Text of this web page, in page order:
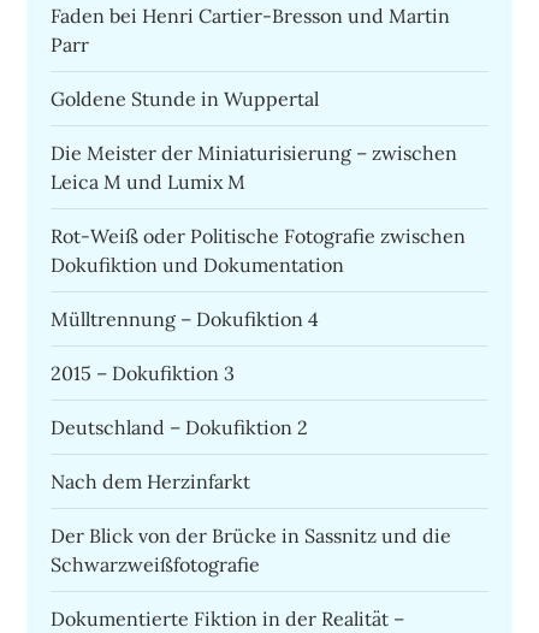
Faden bei Henri Cartier-Bresson und Martin
Parr
Goldene Stunde in Wuppertal
Die Meister der Miniaturisierung – zwischen
Leica M und Lumix M
Rot-Weiß oder Politische Fotografie zwischen
Dokufiktion und Dokumentation
Mülltrennung – Dokufiktion 4
2015 – Dokufiktion 3
Deutschland – Dokufiktion 2
Nach dem Herzinfarkt
Der Blick von der Brücke in Sassnitz und die
Schwarzweißfotografie
Dokumentierte Fiktion in der Realität –